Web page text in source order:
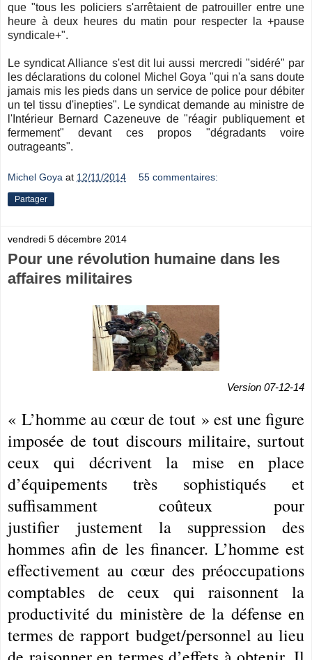
que "tous les policiers s'arrêtaient de patrouiller entre une
heure à deux heures du matin pour respecter la +pause
syndicale+".
Le syndicat Alliance s'est dit lui aussi mercredi "sidéré" par
les déclarations du colonel Michel Goya "qui n'a sans doute
jamais mis les pieds dans un service de police pour débiter
un tel tissu d'inepties". Le syndicat demande au ministre de
l'Intérieur Bernard Cazeneuve de "réagir publiquement et
fermement" devant ces propos "dégradants voire
outrageants".
Michel Goya at 12/11/2014 55 commentaires:
Partager
vendredi 5 décembre 2014
Pour une révolution humaine dans les
affaires militaires
Version 07-12-14
« L’homme au cœur de tout » est une figure
imposée de tout discours militaire, surtout
ceux qui décrivent la mise en place
d’équipements très sophistiqués et
suffisamment coûteux pour
justifier justement la suppression des
hommes afin de les financer. L’homme est
effectivement au cœur des préoccupations
comptables de ceux qui raisonnent la
productivité du ministère de la défense en
termes de rapport budget/personnel au lieu